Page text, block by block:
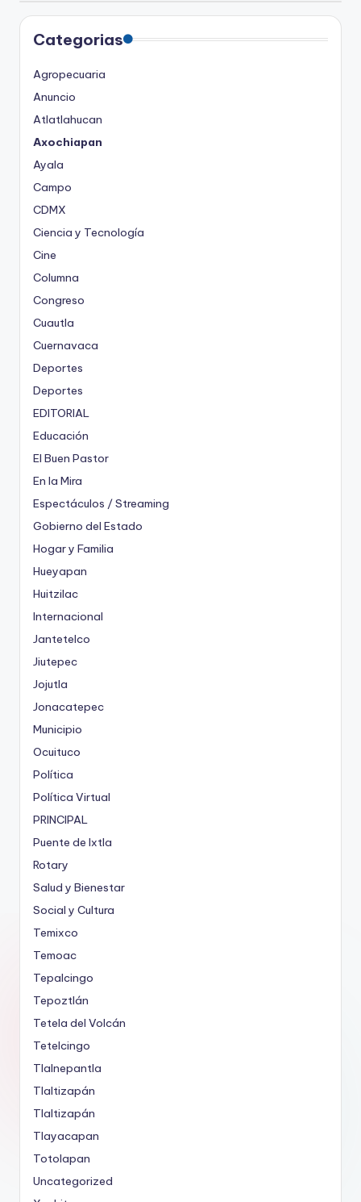
Categorias
Agropecuaria
Anuncio
Atlatlahucan
Axochiapan
Ayala
Campo
CDMX
Ciencia y Tecnología
Cine
Columna
Congreso
Cuautla
Cuernavaca
Deportes
Deportes
EDITORIAL
Educación
El Buen Pastor
En la Mira
Espectáculos / Streaming
Gobierno del Estado
Hogar y Familia
Hueyapan
Huitzilac
Internacional
Jantetelco
Jiutepec
Jojutla
Jonacatepec
Municipio
Ocuituco
Política
Política Virtual
PRINCIPAL
Puente de Ixtla
Rotary
Salud y Bienestar
Social y Cultura
Temixco
Temoac
Tepalcingo
Tepoztlán
Tetela del Volcán
Tetelcingo
Tlalnepantla
Tlaltizapán
Tlaltizapán
Tlayacapan
Totolapan
Uncategorized